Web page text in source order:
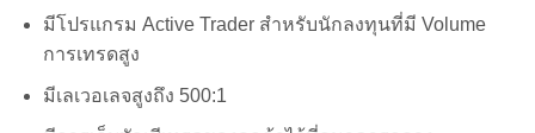
มีโปรแกรม Active Trader สำหรับนักลงทุนที่มี Volume
การเทรดสูง
มีเลเวอเลจสูงถึง 500:1